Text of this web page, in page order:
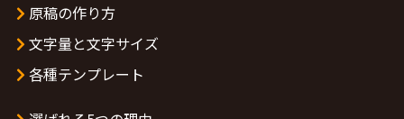
原稿の作り方
文字量と文字サイズ
各種テンプレート